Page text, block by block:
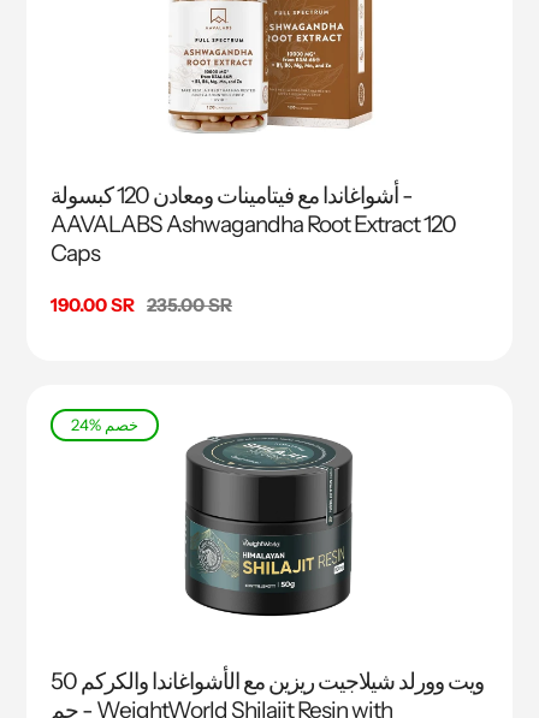
أشواغاندا مع فيتامينات ومعادن 120 كبسولة -
AAVALABS Ashwagandha Root Extract 120
Caps
سعر
190.00 SR السعر
235.00 SR
24% خصم
ويت وورلد شيلاجيت ريزين مع الأشواغاندا والكركم 50
جم - WeightWorld Shilajit Resin with